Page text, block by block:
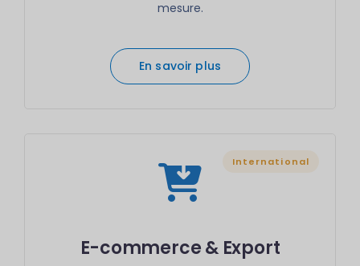
mesure.
En savoir plus
International
E-commerce & Export